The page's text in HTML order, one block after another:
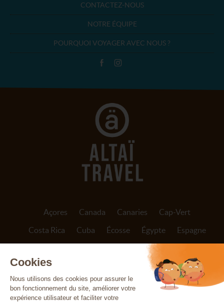
CONTACTEZ-NOUS
NOTRE ÉQUIPE
POURQUOI VOYAGER AVEC NOUS ?
Açores Canada Canaries
Cap-Vert
Costa Rica
Cuba Écosse Égypte
Espagne
Inde
Irlande
Jordanie
Madère
Maroc
Népal Norvège Oman
Patagonie
Pérou
Portugal Réunion